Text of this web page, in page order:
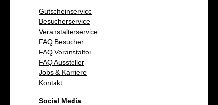
Gutscheinservice
Besucherservice
Veranstalterservice
FAQ Besucher
FAQ Veranstalter
FAQ Aussteller
Jobs & Karriere
Kontakt
Social Media